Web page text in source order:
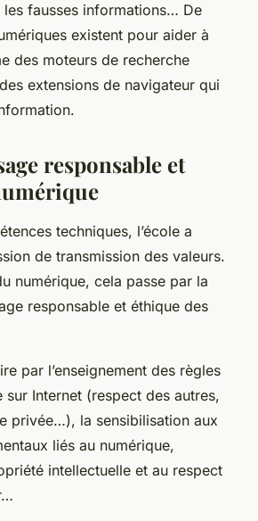
les fausses informations… De
existent pour aider à
des moteurs de recherche
extensions de navigateur qui
responsable et
techniques, l’école a
de transmission des valeurs.
numérique, cela passe par la
responsable et éthique des
par l’enseignement des règles
Internet (respect des autres,
privée…), la sensibilisation aux
liés au numérique,
intellectuelle et au respect